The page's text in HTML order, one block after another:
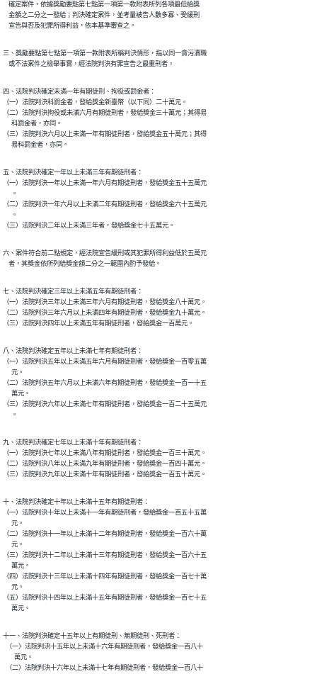
    確定案件，依據獎勵要點第七點第一項第一款附表所列各項最低給獎
    金額之二分之一發給；判決確定案件，並考量被告人數多寡、受緩刑
    宣告與否及犯罪所得利益，依本基準審查之。
三、獎勵要點第七點第一項第一款附表所稱判決情形，指以同一貪污瀆職
    或不法案件之檢舉事實，經法院判決有罪宣告之最重刑者。
四、法院判決確定未滿一年有期徒刑、拘役或罰金者：
（一）法院判決科罰金者，發給獎金新臺幣（以下同）二十萬元。
（二）法院判決拘役或未滿六月有期徒刑者，發給獎金三十萬元；其得易
      科罰金者，亦同。
（三）法院判決六月以上未滿一年有期徒刑者，發給獎金五十萬元；其得
      易科罰金者，亦同。
五、法院判決確定一年以上未滿三年有期徒刑者：
（一）法院判決一年以上未滿一年六月有期徒刑者，發給獎金五十五萬元
      。
（二）法院判決一年六月以上未滿二年有期徒刑者，發給獎金六十五萬元
      。
（三）法院判決二年以上未滿三年者，發給獎金七十五萬元。
六、案件符合前二點規定，經法院宣告緩刑或其犯罪所得利益低於五萬元
    者，其獎金依所列給獎金額二分之一範圍內酌予發給。
七、法院判決確定三年以上未滿五年有期徒刑者：
（一）法院判決三年以上未滿三年六月有期徒刑者，發給獎金八十萬元。
（二）法院判決三年六月以上未滿四年有期徒刑者，發給獎金九十萬元。
（三）法院判決四年以上未滿五年有期徒刑者，發給獎金一百萬元。
八、法院判決確定五年以上未滿七年有期徒刑者：
（一）法院判決五年以上未滿五年六月有期徒刑者，發給獎金一百零五萬
      元。
（二）法院判決五年六月以上未滿六年有期徒刑者，發給獎金一百一十五
      萬元。
（三）法院判決六年以上未滿七年有期徒刑者，發給獎金一百二十五萬元
      。
九、法院判決確定七年以上未滿十年有期徒刑者：
（一）法院判決七年以上未滿八年有期徒刑者，發給獎金一百三十萬元。
（二）法院判決八年以上未滿九年有期徒刑者，發給獎金一百四十萬元。
（三）法院判決九年以上未滿十年有期徒刑者，發給獎金一百五十萬元。
十、法院判決確定十年以上未滿十五年有期徒刑者：
（一）法院判決十年以上未滿十一年有期徒刑者，發給獎金一百五十五萬
      元。
（二）法院判決十一年以上未滿十二年有期徒刑者，發給獎金一百六十萬
      元。
（三）法院判決十二年以上未滿十三年有期徒刑者，發給獎金一百六十五
      萬元。
（四）法院判決十三年以上未滿十四年有期徒刑者，發給獎金一百七十萬
      元。
（五）法院判決十四年以上未滿十五年有期徒刑者，發給獎金一百七十五
      萬元。
十一、法院判決確定十五年以上有期徒刑、無期徒刑、死刑者：
  （一）法院判決十五年以上未滿十六年有期徒刑者，發給獎金一百八十
        萬元。
  （二）法院判決十六年以上未滿十七年有期徒刑者，發給獎金一百八十